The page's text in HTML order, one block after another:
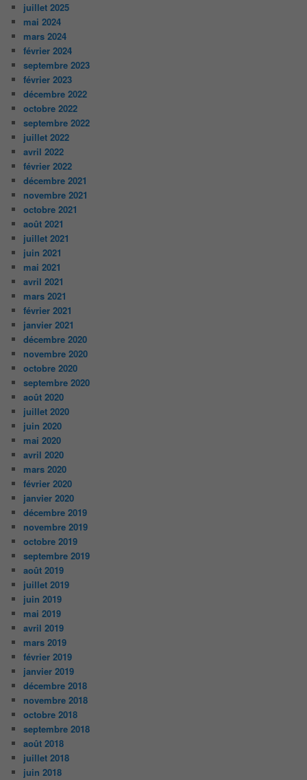
juillet 2025
mai 2024
mars 2024
février 2024
septembre 2023
février 2023
décembre 2022
octobre 2022
septembre 2022
juillet 2022
avril 2022
février 2022
décembre 2021
novembre 2021
octobre 2021
août 2021
juillet 2021
juin 2021
mai 2021
avril 2021
mars 2021
février 2021
janvier 2021
décembre 2020
novembre 2020
octobre 2020
septembre 2020
août 2020
juillet 2020
juin 2020
mai 2020
avril 2020
mars 2020
février 2020
janvier 2020
décembre 2019
novembre 2019
octobre 2019
septembre 2019
août 2019
juillet 2019
juin 2019
mai 2019
avril 2019
mars 2019
février 2019
janvier 2019
décembre 2018
novembre 2018
octobre 2018
septembre 2018
août 2018
juillet 2018
juin 2018